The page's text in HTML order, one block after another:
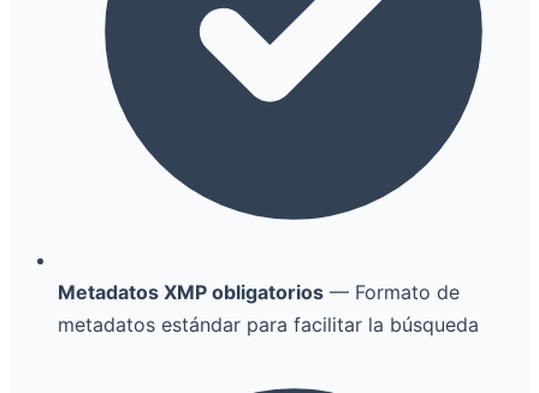
Metadatos XMP obligatorios — Formato de
metadatos estándar para facilitar la búsqueda